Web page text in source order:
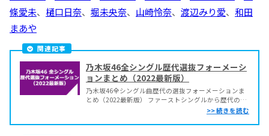
條愛未、 樋口日奈、 堀未央奈、 山崎怜奈、 渡辺みり愛、 和田
まあや
関連記事
乃木坂46全シングル歴代選抜フォーメーシ
ョンまとめ（2022最新版）
乃木坂46全シングル曲歴代の選抜フォーメーションま
とめ（2022最新版） ファーストシングルから歴代の発
売日、フォーメーション、センター（回数）、アンダ
バー構成、カップリング曲、ミュージック動画など詳